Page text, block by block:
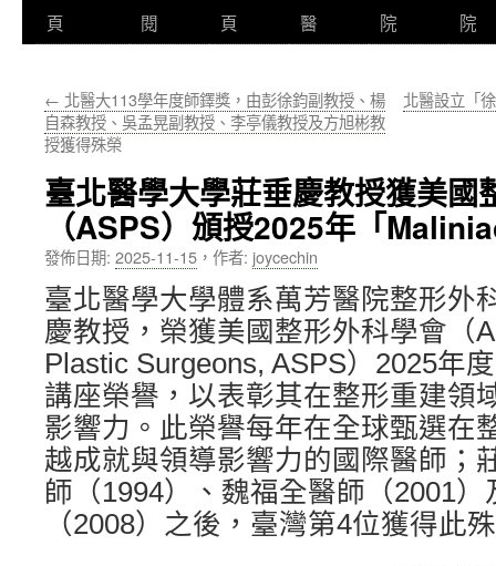
至
要
內
容
頁
閱
頁
醫
院
院
← 北醫大113學年度師鐸獎，由彭徐鈞副教授、楊
自森教授、吳孟晃副教授、李亭儀教授及方旭彬教
授獲得殊榮
北醫設立「
臺北醫學大學莊垂慶教授獲美國
（ASPS）頒授2025年「
發佈日期: 2025-11-15 ， 作者: joycechin
臺北醫學大學體系萬芳醫院整形外
慶教授，榮獲美國整形外科學會（
Plastic Surgeons, ASPS）2025年度
講座榮譽，以表彰其在整形重建領
影響力。此榮譽每年在全球甄選在
越成就與領導影響力的國際醫師；
師（1994）、魏福全醫師（2001
（2008）之後，臺灣第4位獲得此